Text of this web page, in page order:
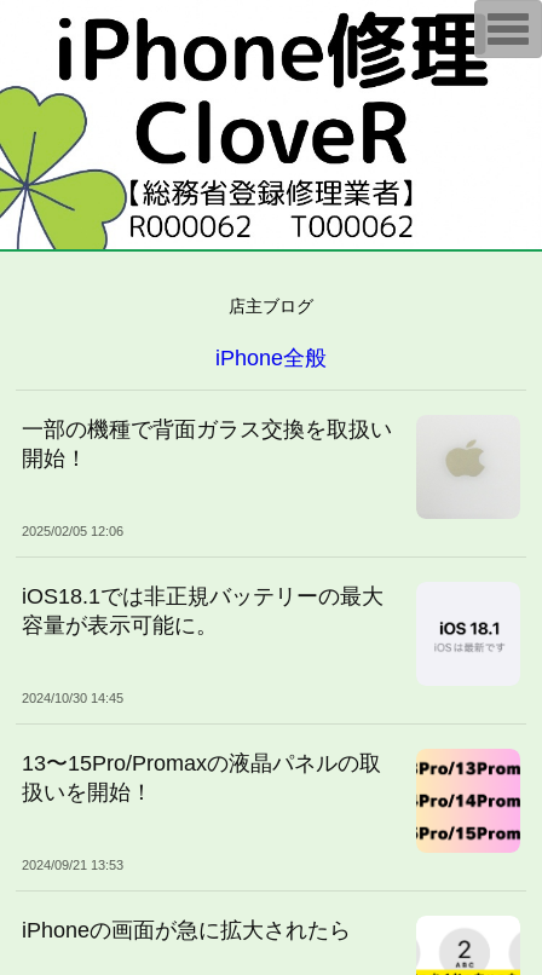
店主ブログ
iPhone全般
一部の機種で背面ガラス交換を取扱い
開始！
2025/02/05 12:06
iOS18.1では非正規バッテリーの最大
容量が表示可能に。
2024/10/30 14:45
13〜15Pro/Promaxの液晶パネルの取
扱いを開始！
2024/09/21 13:53
iPhoneの画面が急に拡大されたら
T
o
g
i